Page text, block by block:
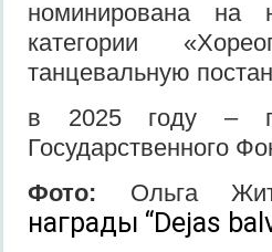
номинирована на
категории
танцевальную
в 2025 году –
Государственного
Фото: Ольга
награды “Dejas